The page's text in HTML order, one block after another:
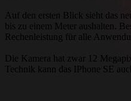
Auf den ersten Blick sieht das
bis zu einem Meter aushalten.
Rechenleistung für alle
Die Kamera hat zwar 12
Technik kann das IPhone SE